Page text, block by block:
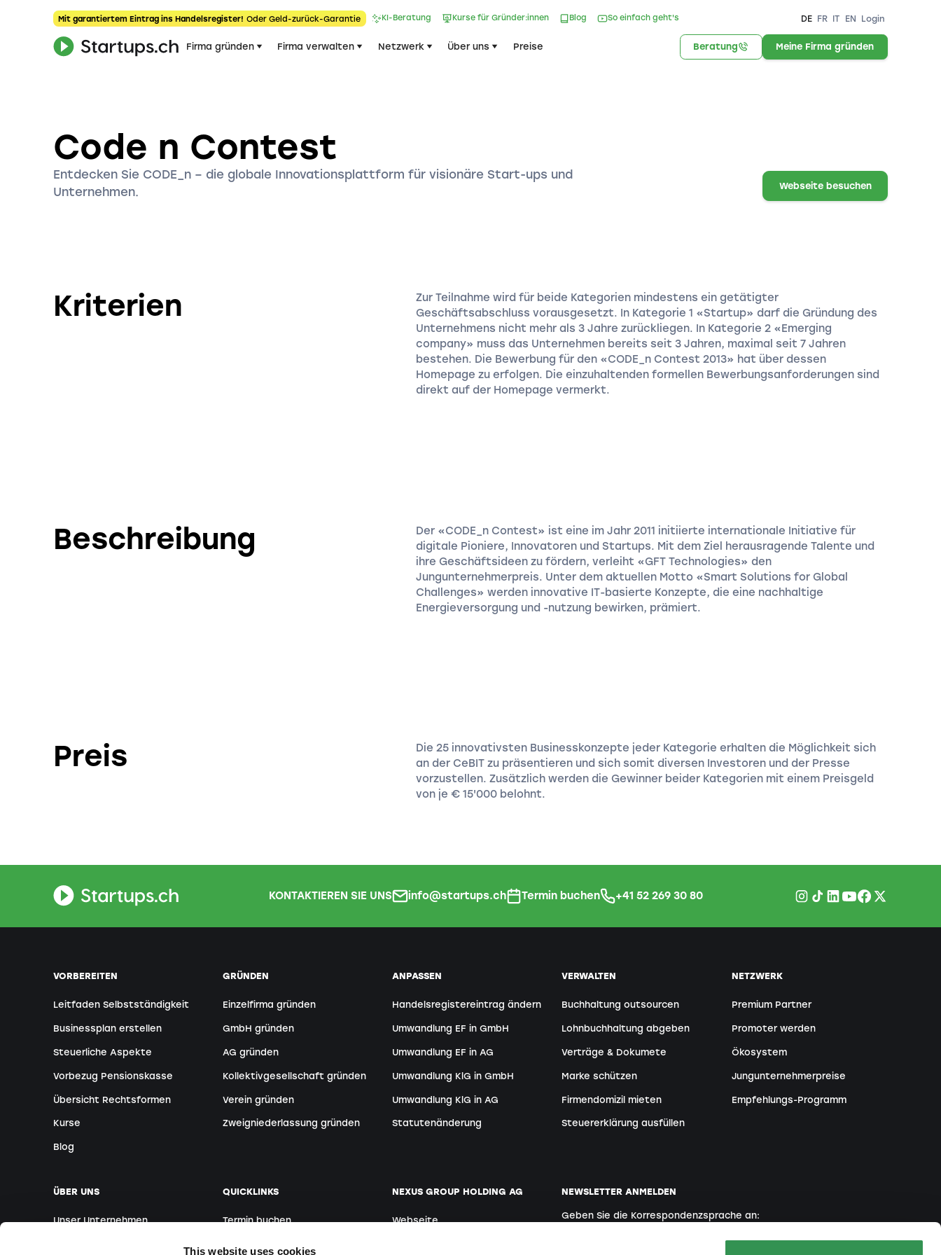
This website uses cookies
Mit garantiertem Eintrag ins Handelsregister! Oder Geld-zurück-Garantie​ KI-Beratung Kurse für Gründer:innen Blog So einfach geht's DE FR IT EN Login
Firma gründen Firma verwalten Netzwerk Über uns Preise Beratung Meine Firma gründen
Code n Contest
Entdecken Sie CODE_n – die globale Innovationsplattform für visionäre Start-ups und
Unternehmen.
Webseite besuchen
Kriterien
Zur Teilnahme wird für beide Kategorien mindestens ein getätigter
Geschäftsabschluss vorausgesetzt. In Kategorie 1 «Startup» darf die Gründung des
Unternehmens nicht mehr als 3 Jahre zurückliegen. In Kategorie 2 «Emerging
company» muss das Unternehmen bereits seit 3 Jahren, maximal seit 7 Jahren
bestehen. Die Bewerbung für den «CODE_n Contest 2013» hat über dessen
Homepage zu erfolgen. Die einzuhaltenden formellen Bewerbungsanforderungen sind
direkt auf der Homepage vermerkt.
Beschreibung
Der «CODE_n Contest» ist eine im Jahr 2011 initiierte internationale Initiative für
digitale Pioniere, Innovatoren und Startups. Mit dem Ziel herausragende Talente und
ihre Geschäftsideen zu fördern, verleiht «GFT Technologies» den
Jungunternehmerpreis. Unter dem aktuellen Motto «Smart Solutions for Global
Challenges» werden innovative IT-basierte Konzepte, die eine nachhaltige
Energieversorgung und -nutzung bewirken, prämiert.
Preis
Die 25 innovativsten Businesskonzepte jeder Kategorie erhalten die Möglichkeit sich
an der CeBIT zu präsentieren und sich somit diversen Investoren und der Presse
vorzustellen. Zusätzlich werden die Gewinner beider Kategorien mit einem Preisgeld
von je € 15'000 belohnt.
KONTAKTIEREN SIE UNS info@startups.ch Termin buchen +41 52 269 30 80
VORBEREITEN
Leitfaden Selbstständigkeit
Businessplan erstellen
Steuerliche Aspekte
Vorbezug Pensionskasse
Übersicht Rechtsformen
Kurse
Blog
GRÜNDEN
Einzelfirma gründen
GmbH gründen
AG gründen
Kollektivgesellschaft gründen
Verein gründen
Zweigniederlassung gründen
ANPASSEN
Handelsregistereintrag ändern
Umwandlung EF in GmbH
Umwandlung EF in AG
Umwandlung KlG in GmbH
Umwandlung KlG in AG
Statutenänderung
VERWALTEN
Buchhaltung outsourcen
Lohnbuchhaltung abgeben
Verträge & Dokumete
Marke schützen
Firmendomizil mieten
Steuererklärung ausfüllen
NETZWERK
Premium Partner
Promoter werden
Ökosystem
Jungunternehmerpreise
Empfehlungs-Programm
ÜBER UNS
Unser Unternehmen
QUICKLINKS
Termin buchen
NEXUS GROUP HOLDING AG
Webseite
NEWSLETTER ANMELDEN
Geben Sie die Korrespondenzsprache an: